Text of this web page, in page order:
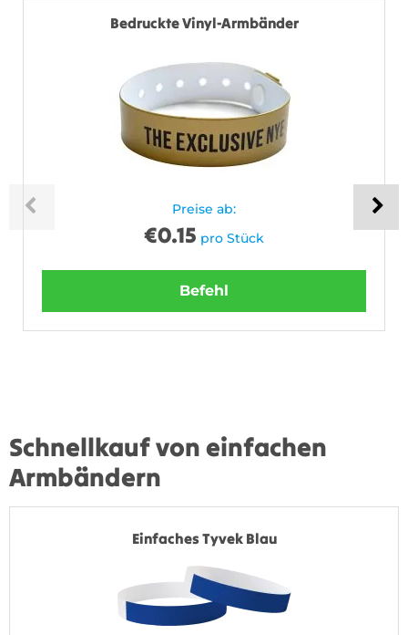
Bedruckte Vinyl-Armbänder
Preise ab:
€0.15 pro Stück
Befehl
Schnellkauf von einfachen
Armbändern
Einfaches Tyvek Blau